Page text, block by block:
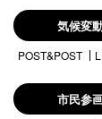
気候変
POST&POST
市民参